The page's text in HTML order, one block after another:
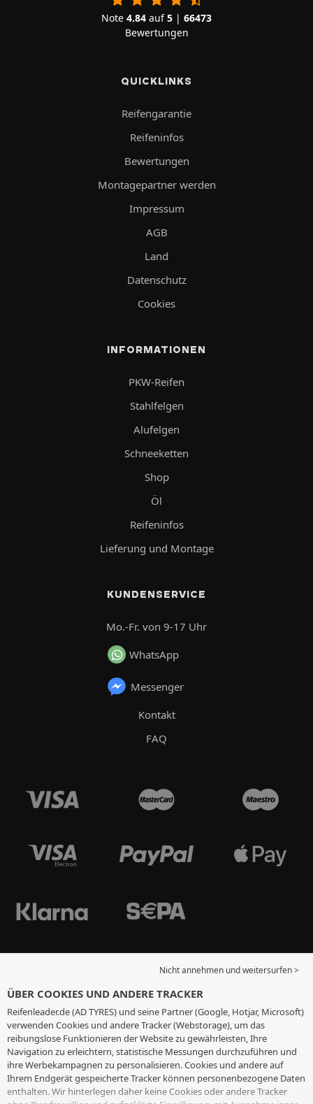
Note 4.84 auf5 | 66473
Bewertungen
QUICKLINKS
Reifengarantie
Reifeninfos
Bewertungen
Montagepartner werden
Impressum
AGB
Land
Datenschutz
Cookies
INFORMATIONEN
PKW-Reifen
Stahlfelgen
Alufelgen
Schneeketten
Shop
Öl
Reifeninfos
Lieferung und Montage
KUNDENSERVICE
Mo.-Fr. von 9-17 Uhr
WhatsApp
Messenger
Kontakt
FAQ
Nicht annehmen und weitersurfen >
ÜBER COOKIES UND ANDERE TRACKER
Reifenleader.de (AD TYRES) und seine Partner (Google, Hotjar, Microsoft)
verwenden Cookies und andere Tracker (Webstorage), um das
reibungslose Funktionieren der Website zu gewährleisten, Ihre
Navigation zu erleichtern, statistische Messungen durchzuführen und
ihre Werbekampagnen zu personalisieren. Cookies und andere auf
Ihrem Endgerät gespeicherte Tracker können personenbezogene Daten
enthalten. Wir hinterlegen daher keine Cookies oder andere Tracker